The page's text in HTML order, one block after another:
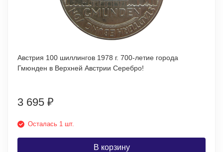
Австрия 100 шиллингов 1978 г. 700-летие города
Гмюнден в Верхней Австрии Серебро!
3 695 ₽
Осталась 1 шт.
В корзину